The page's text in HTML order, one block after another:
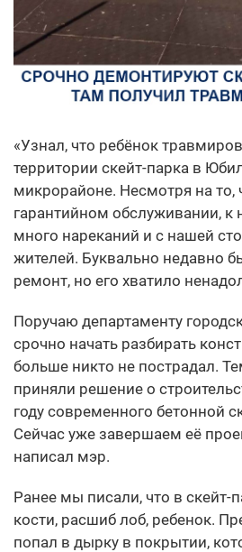
«Узнал, что ребёнок
территории скейт-парка в
микрорайоне. Несмотря на то,
гарантийном обслуживании, к
много нареканий и с нашей
жителей. Буквально недавно
ремонт, но его хватило
Поручаю департаменту
срочно начать разбирать
больше никто не пострадал.
приняли решение о
году современного бетонной
Сейчас уже завершаем её
написал мэр.
Ранее мы писали, что в скейт-
кости, расшиб лоб, ребенок.
попал в дырку в покрытии,